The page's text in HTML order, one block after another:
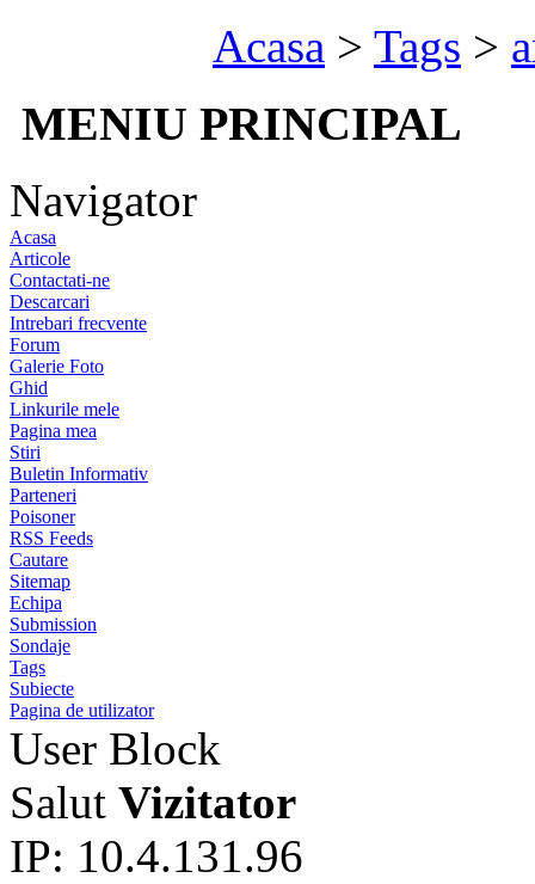
Acasa > Tags >
MENIU PRINCIPAL
Navigator
Acasa
Articole
Contactati-ne
Descarcari
Intrebari frecvente
Forum
Galerie Foto
Ghid
Linkurile mele
Pagina mea
Stiri
Buletin Informativ
Parteneri
Poisoner
RSS Feeds
Cautare
Sitemap
Echipa
Submission
Sondaje
Tags
Subiecte
Pagina de utilizator
User Block
Salut Vizitator
IP: 10.4.131.96